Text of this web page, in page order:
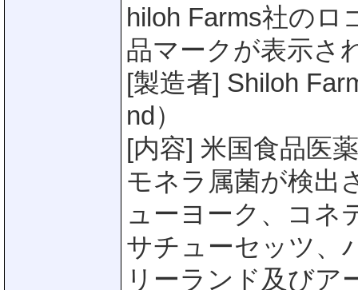
hiloh Farms社のロ
品マークが表示さ
[製造者] Shiloh
nd）
[内容] 米国食品医
モネラ属菌が検出
ューヨーク、コネ
サチューセッツ、
リーランド及びア